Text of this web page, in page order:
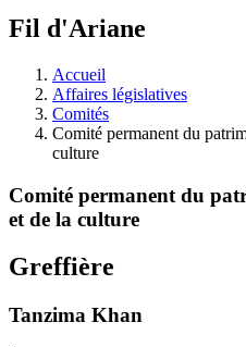
à
législative.
Fil d'Ariane
Accueil
Affaires législatives
Comités
Comité permanent du
culture
Comité permanent du
et de la culture
Greffière
Tanzima Khan